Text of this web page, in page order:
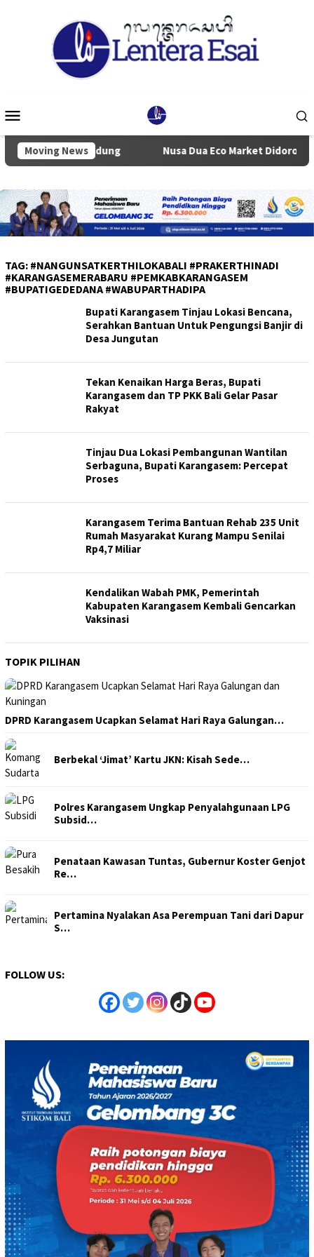
Mobile
Moving News
Badung Nusa Dua Eco Market Didorong Jadi
TAG: #NANGUNSATKERTHILOKABALI #PRAKERTHINADI
#KARANGASEMERABARU #PEMKABKARANGASEM
#BUPATIGEDEDANA #WABUPARTHADIPA
Bupati Karangasem Tinjau Lokasi Bencana,
Serahkan Bantuan Untuk Pengungsi Banjir di
Desa Jungutan
Tekan Kenaikan Harga Beras, Bupati
Karangasem dan TP PKK Bali Gelar Pasar
Rakyat
Tinjau Dua Lokasi Pembangunan Wantilan
Serbaguna, Bupati Karangasem: Percepat
Proses
Karangasem Terima Bantuan Rehab 235 Unit
Rumah Masyarakat Kurang Mampu Senilai
Rp4,7 Miliar
Kendalikan Wabah PMK, Pemerintah
Kabupaten Karangasem Kembali Gencarkan
Vaksinasi
TOPIK PILIHAN
DPRD Karangasem Ucapkan Selamat Hari Raya Galungan…
Berbekal ‘Jimat’ Kartu JKN: Kisah Sede…
Polres Karangasem Ungkap Penyalahgunaan LPG
Subsid…
Penataan Kawasan Tuntas, Gubernur Koster Genjot
Re…
Pertamina Nyalakan Asa Perempuan Tani dari Dapur
S…
FOLLOW US: